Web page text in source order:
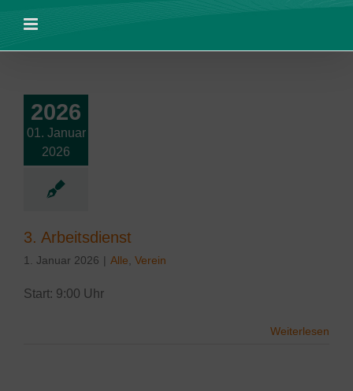
Inhalt
2026
01. Januar
2026
3. Arbeitsdienst
1. Januar 2026 | Alle Verein
Start: 9:00 Uhr
Weiterlesen